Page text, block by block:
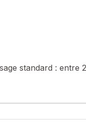
standard : entre